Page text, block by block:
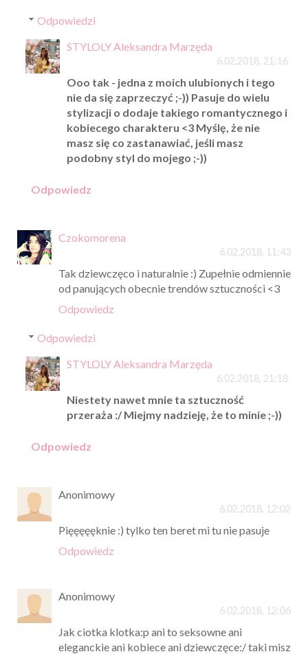
Odpowiedzi
STYLOLY Aleksandra Marzęda
6.02.2018, 21:16
Ooo tak - jedna z moich ulubionych i tego
nie da się zaprzeczyć ;-)) Pasuje do wielu
stylizacji o dodaje takiego romantycznego i
kobiecego charakteru <3 Myślę, że nie
masz się co zastanawiać, jeśli masz
podobny styl do mojego ;-))
Odpowiedz
Czokomorena
6.02.2018, 11:43
Tak dziewczęco i naturalnie :) Zupełnie odmiennie
od panujących obecnie trendów sztuczności <3
Odpowiedz
Odpowiedzi
STYLOLY Aleksandra Marzęda
6.02.2018, 21:18
Niestety nawet mnie ta sztuczność
przeraża :/ Miejmy nadzieję, że to minie ;-))
Odpowiedz
Anonimowy
6.02.2018, 12:02
Pięęęęęknie :) tylko ten beret mi tu nie pasuje
Odpowiedz
Anonimowy
6.02.2018, 12:06
Jak ciotka klotka:p ani to seksowne ani
eleganckie ani kobiece ani dziewczęce:/ taki misz